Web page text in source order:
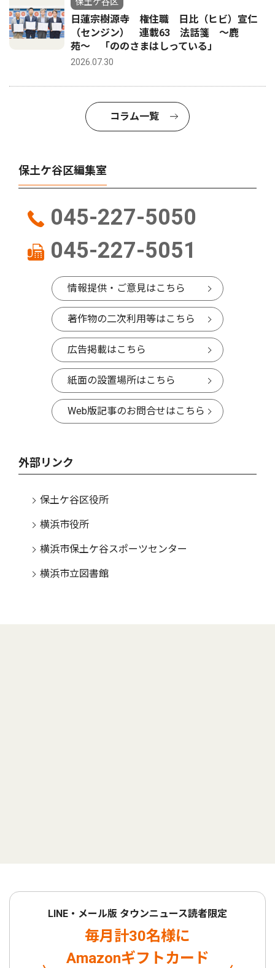
保土ケ谷区
日蓮宗樹源寺 権住職 日比（ヒビ）宣仁
（センジン） 連載63 法話箋 〜鹿
苑〜 「ののさまはしっている」
2026.07.30
コラム一覧
保土ケ谷区編集室
045-227-5050
045-227-5051
情報提供・ご意見はこちら
著作物の二次利用等はこちら
広告掲載はこちら
紙面の設置場所はこちら
Web版記事のお問合せはこちら
外部リンク
保土ケ谷区役所
横浜市役所
横浜市保土ケ谷スポーツセンター
横浜市立図書館
LINE・メール版 タウンニュース読者限定
毎月計30名様に
Amazonギフトカード